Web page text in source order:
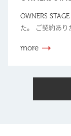
OWNERS
た。 ご契約あり
more